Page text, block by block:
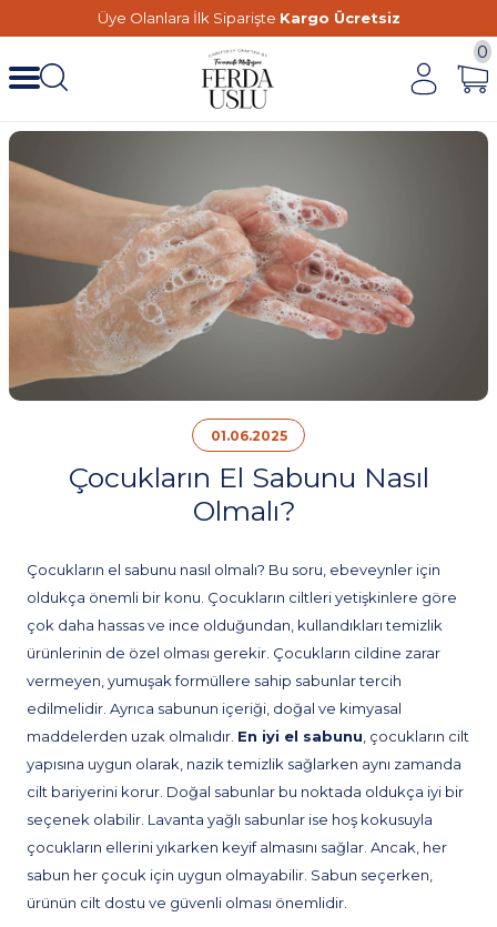
Üye Olanlara İlk Siparişte Kargo Ücretsiz
0
01.06.2025
Çocukların El Sabunu Nasıl
Olmalı?
Çocukların el sabunu nasıl olmalı? Bu soru, ebeveynler için
oldukça önemli bir konu. Çocukların ciltleri yetişkinlere göre
çok daha hassas ve ince olduğundan, kullandıkları temizlik
ürünlerinin de özel olması gerekir. Çocukların cildine zarar
vermeyen, yumuşak formüllere sahip sabunlar tercih
edilmelidir. Ayrıca sabunun içeriği, doğal ve kimyasal
maddelerden uzak olmalıdır. En iyi el sabunu , çocukların cilt
yapısına uygun olarak, nazik temizlik sağlarken aynı zamanda
cilt bariyerini korur. Doğal sabunlar bu noktada oldukça iyi bir
seçenek olabilir. Lavanta yağlı sabunlar ise hoş kokusuyla
çocukların ellerini yıkarken keyif almasını sağlar. Ancak, her
sabun her çocuk için uygun olmayabilir. Sabun seçerken,
ürünün cilt dostu ve güvenli olması önemlidir.